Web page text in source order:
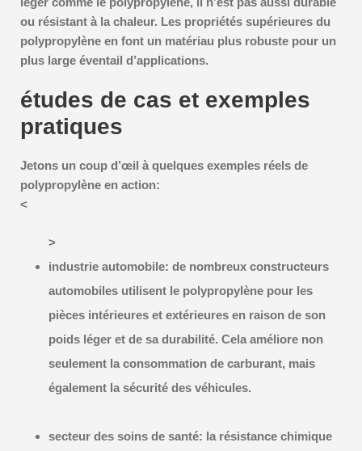
ou résistant à la chaleur. Les propriétés supérieures du
polypropylène en font un matériau plus robuste pour un
plus large éventail d’applications.
études de cas et exemples
pratiques
Jetons un coup d’œil à quelques exemples réels de
polypropylène en action:
<
>
industrie automobile: de nombreux constructeurs
automobiles utilisent le polypropylène pour les
pièces intérieures et extérieures en raison de son
poids léger et de sa durabilité. Cela améliore non
seulement la consommation de carburant, mais
également la sécurité des véhicules.
secteur des soins de santé: la résistance chimique